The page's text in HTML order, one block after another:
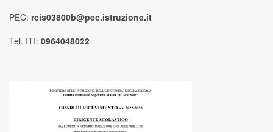
PEC: rcis03800b@pec.istruzione.it
Tel. ITI: 0964048022
————————————————————